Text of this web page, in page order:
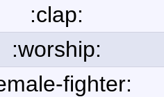
:clap:
:worship:
fighter: